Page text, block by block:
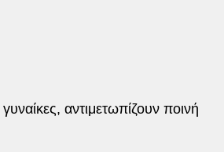
αντιμετωπίζουν ποινή